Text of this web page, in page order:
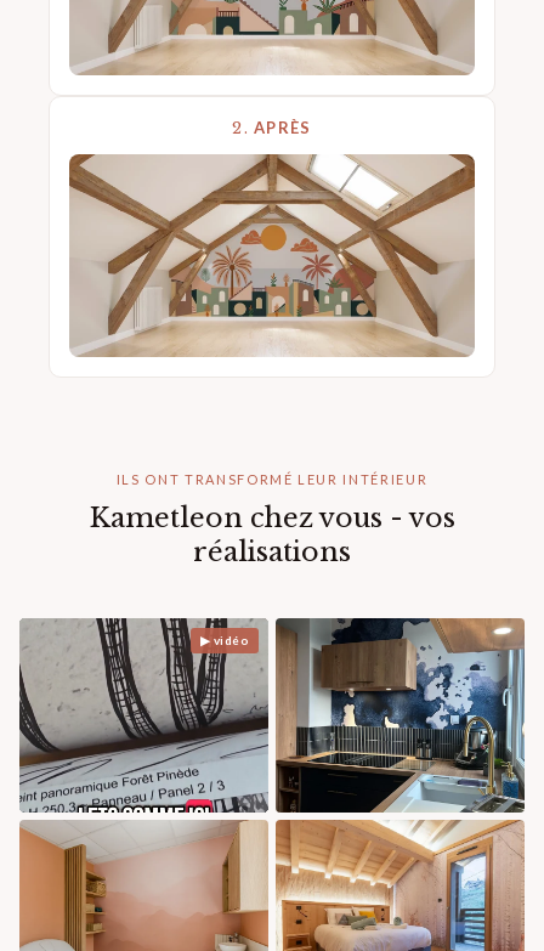
2. APRÈS
ILS ONT TRANSFORMÉ LEUR INTÉRIEUR
Kametleon chez vous - vos
réalisations
▶ vidéo